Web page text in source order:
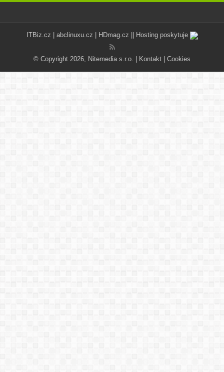
ITBiz.cz abclinuxu.cz HDmag.cz || Hosting poskytuje
© Copyright 2026, Nitemedia s.r.o. | Kontakt Cookies